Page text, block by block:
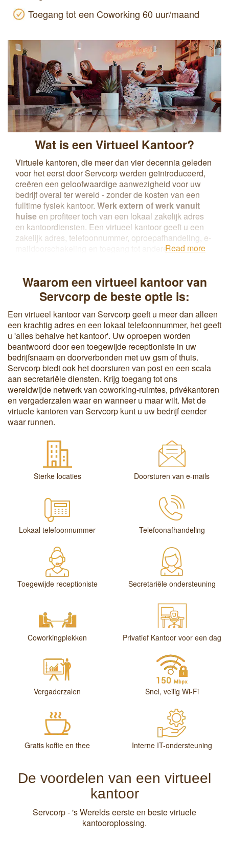
Toegang tot een Coworking 60 uur/maand
Wat is een Virtueel Kantoor?
Virtuele kantoren, die meer dan vier decennia geleden
voor het eerst door Servcorp werden geïntroduceerd,
creëren een geloofwaardige aanwezigheid voor uw
bedrijf overal ter wereld - zonder de kosten van een
fulltime fysiek kantoor. Werk extern of werk vanuit
huiseen profiteer toch van een lokaal zakelijk adres
en kantoordiensten. Een virtueel kantoor geeft u een
zakelijk adres, telefoonnummer, oproepafhandeling, e-
maildoorschakeling en toegang tot andere
kantoor te huren. De flexibele leasevoorwaarden die
aan een virtueel kantoor zijn gekoppeld, verlagen de
overheadkosten en maken het makkelijker om naar
een fysieke kantoorruimte te upgraden wanneer de
bedrijfsbehoeften veranderen.
Read more
Waarom een virtueel kantoor van
Servcorp de beste optie is:
Een virtueel kantoor van Servcorp geeft u meer dan alleen
een krachtig adres en een lokaal telefoonnummer, het geeft
u 'alles behalve het kantoor'. Uw oproepen worden
beantwoord door een toegewijde receptioniste in uw
bedrijfsnaam en doorverbonden met uw gsm of thuis.
Servcorp biedt ook het doorsturen van post en een scala
aan secretariële diensten. Krijg toegang tot ons
wereldwijde netwerk van coworking-ruimtes, privékantoren
en vergaderzalen waar en wanneer u maar wilt. Met de
virtuele kantoren van Servcorp kunt u uw bedrijf eender
waar runnen.
Sterke locaties Doorsturen van e-mails
Lokaal telefoonnummer Telefoonafhandeling
Toegewijde receptioniste Secretariële ondersteuning
Coworkingplekken Privatief Kantoor voor een dag
Vergaderzalen Snel, veilig Wi-Fi
Gratis koffie en thee Interne IT-ondersteuning
De voordelen van een virtueel
kantoor
Servcorp - 's Werelds eerste en beste virtuele
kantooroplossing.